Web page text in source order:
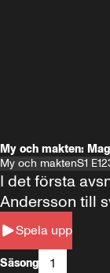
My och makten:
My och maktenS1 E1
Spela upp
I det första
Andersson till
Säsong 1